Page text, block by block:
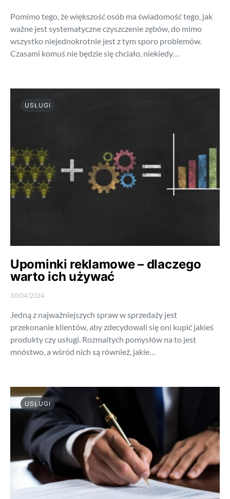
Pomimo tego, że większość osób ma świadomość tego, jak
ważne jest systematyczne czyszczenie zębów, do mimo
wszystko niejednokrotnie jest z tym sporo problemów.
Czasami komuś nie będzie się chciało, niekiedy…
USŁUGI
Upominki reklamowe – dlaczego
warto ich używać
30/04/2024
Jedną z najważniejszych spraw w sprzedaży jest
przekonanie klientów, aby zdecydowali się oni kupić jakieś
produkty czy usługi. Rozmaitych pomysłów na to jest
mnóstwo, a wśród nich są również, jakie…
USŁUGI